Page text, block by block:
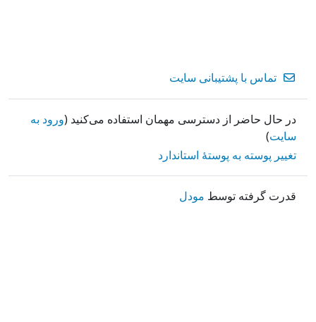
تماس با پشتیبانی سایت
در حال حاضر از دسترسی مهمان استفاده می‌کنید (ورود به
سایت)
تغییر پوسته به پوستهٔ استاندارد
قدرت گرفته توسط مودل